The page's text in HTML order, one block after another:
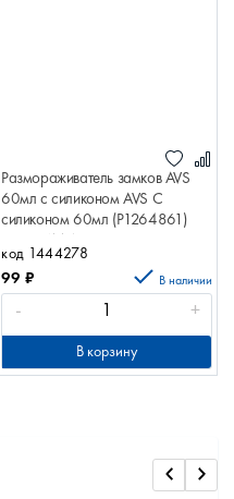
Размораживатель замков AVS
60мл с силиконом AVS С
силиконом 60мл (Р1264861)
ПРОХИМ A78239S
код 1444278
99 ₽ В наличии
- +
В корзину